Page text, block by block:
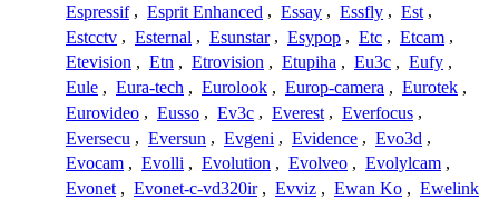
Espressif , Esprit Enhanced , Essay , Essfly , Est ,
Estcctv , Esternal , Esunstar , Esypop , Etc , Etcam ,
Etevision , Etn , Etrovision , Etupiha , Eu3c , Eufy ,
Eule , Eura-tech , Eurolook , Europ-camera , Eurotek ,
Eurovideo , Eusso , Ev3c , Everest , Everfocus ,
Eversecu , Eversun , Evgeni , Evidence , Evo3d ,
Evocam , Evolli , Evolution , Evolveo , Evolylcam ,
Evonet , Evonet-c-vd320ir , Evviz , Ewan Ko , Ewelink